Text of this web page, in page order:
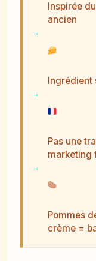
Inspirée
ancien
Ingrédient
Pas une
marketing
Pommes
crème =